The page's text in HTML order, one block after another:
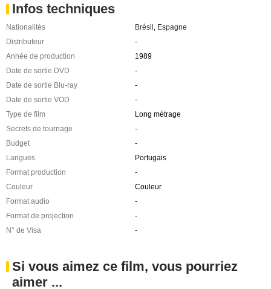
Infos techniques
Nationalités Brésil Espagne
Distributeur
-
Année de production
1989
Date de sortie DVD
-
Date de sortie Blu-ray
-
Date de sortie VOD
-
Type de film
Long métrage
Secrets de tournage
-
Budget
-
Langues
Portugais
Format production
-
Couleur
Couleur
Format audio
-
Format de projection
-
N° de Visa
-
Si vous aimez ce film, vous pourriez
aimer ...